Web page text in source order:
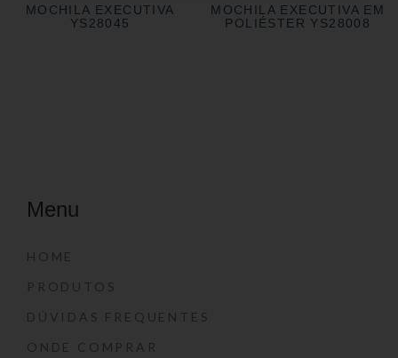
MOCHILA EXECUTIVA
YS28045
MOCHILA EXECUTIVA EM
POLIÉSTER YS28008
Menu
HOME
PRODUTOS
DÚVIDAS FREQUENTES
ONDE COMPRAR